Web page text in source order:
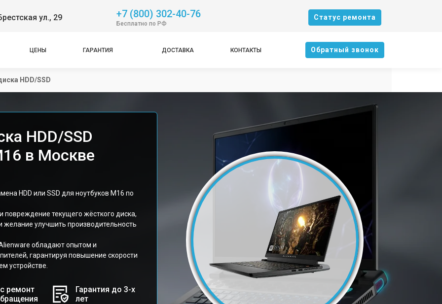
ул., 29 +7 (800) 302-40-76
Бесплатно по РФ
Cтатус ремонта
ЦЕНЫ ГАРАНТИЯ ДОСТАВКА КОНТАКТЫ Oбратный звонок
HDD/SSD
HDD/SSD
в Москве
HDD или SSD для ноутбуков M16 по
текущего жёсткого диска,
улучшить производительность
обладают опытом и
гарантируя повышение скорости
устройстве.
ремонт
Гарантия до 3-х
лет